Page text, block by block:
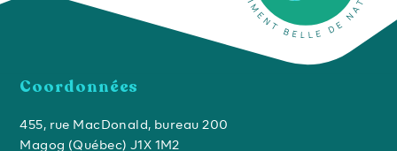
Coordonnées
455, rue MacDonald, bureau 200
Magog (Québec) J1X 1M2